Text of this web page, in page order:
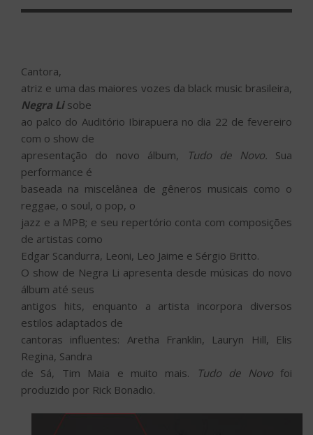
Cantora,
atriz e uma das maiores vozes da black music brasileira,
Negra Lisobe
ao palco do Auditório Ibirapuera no dia 22 de fevereiro
com o show de
apresentação do novo álbum,
Tudo de Novo. Sua
performance é
baseada na miscelânea de gêneros musicais como o
reggae, o soul, o pop, o
jazz e a MPB; e seu repertório conta com composições
de artistas como
Edgar Scandurra, Leoni, Leo Jaime e Sérgio Britto.
O show de Negra Li apresenta desde músicas do novo
álbum até seus
antigos hits, enquanto a artista incorpora diversos
estilos adaptados de
cantoras influentes: Aretha Franklin, Lauryn Hill, Elis
Regina, Sandra
de Sá, Tim Maia e muito mais.
Tudo de Novofoi
produzido por Rick Bonadio.